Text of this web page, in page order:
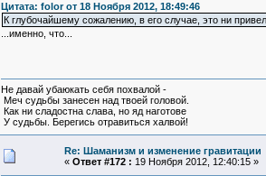
Цитата: folor от 18 Ноября 2012, 18:49:46
К глубочайшему сожалению, в его случае, это ни
...именно, что...
Не давай убаюкать себя похвалой -
Меч судьбы занесен над твоей головой.
Как ни сладостна слава, но яд наготове
У судьбы. Берегись отравиться халвой!
Re: Шаманизм и изменение гравитации
« Ответ #172 : 19 Ноября 2012, 12:40:15 »